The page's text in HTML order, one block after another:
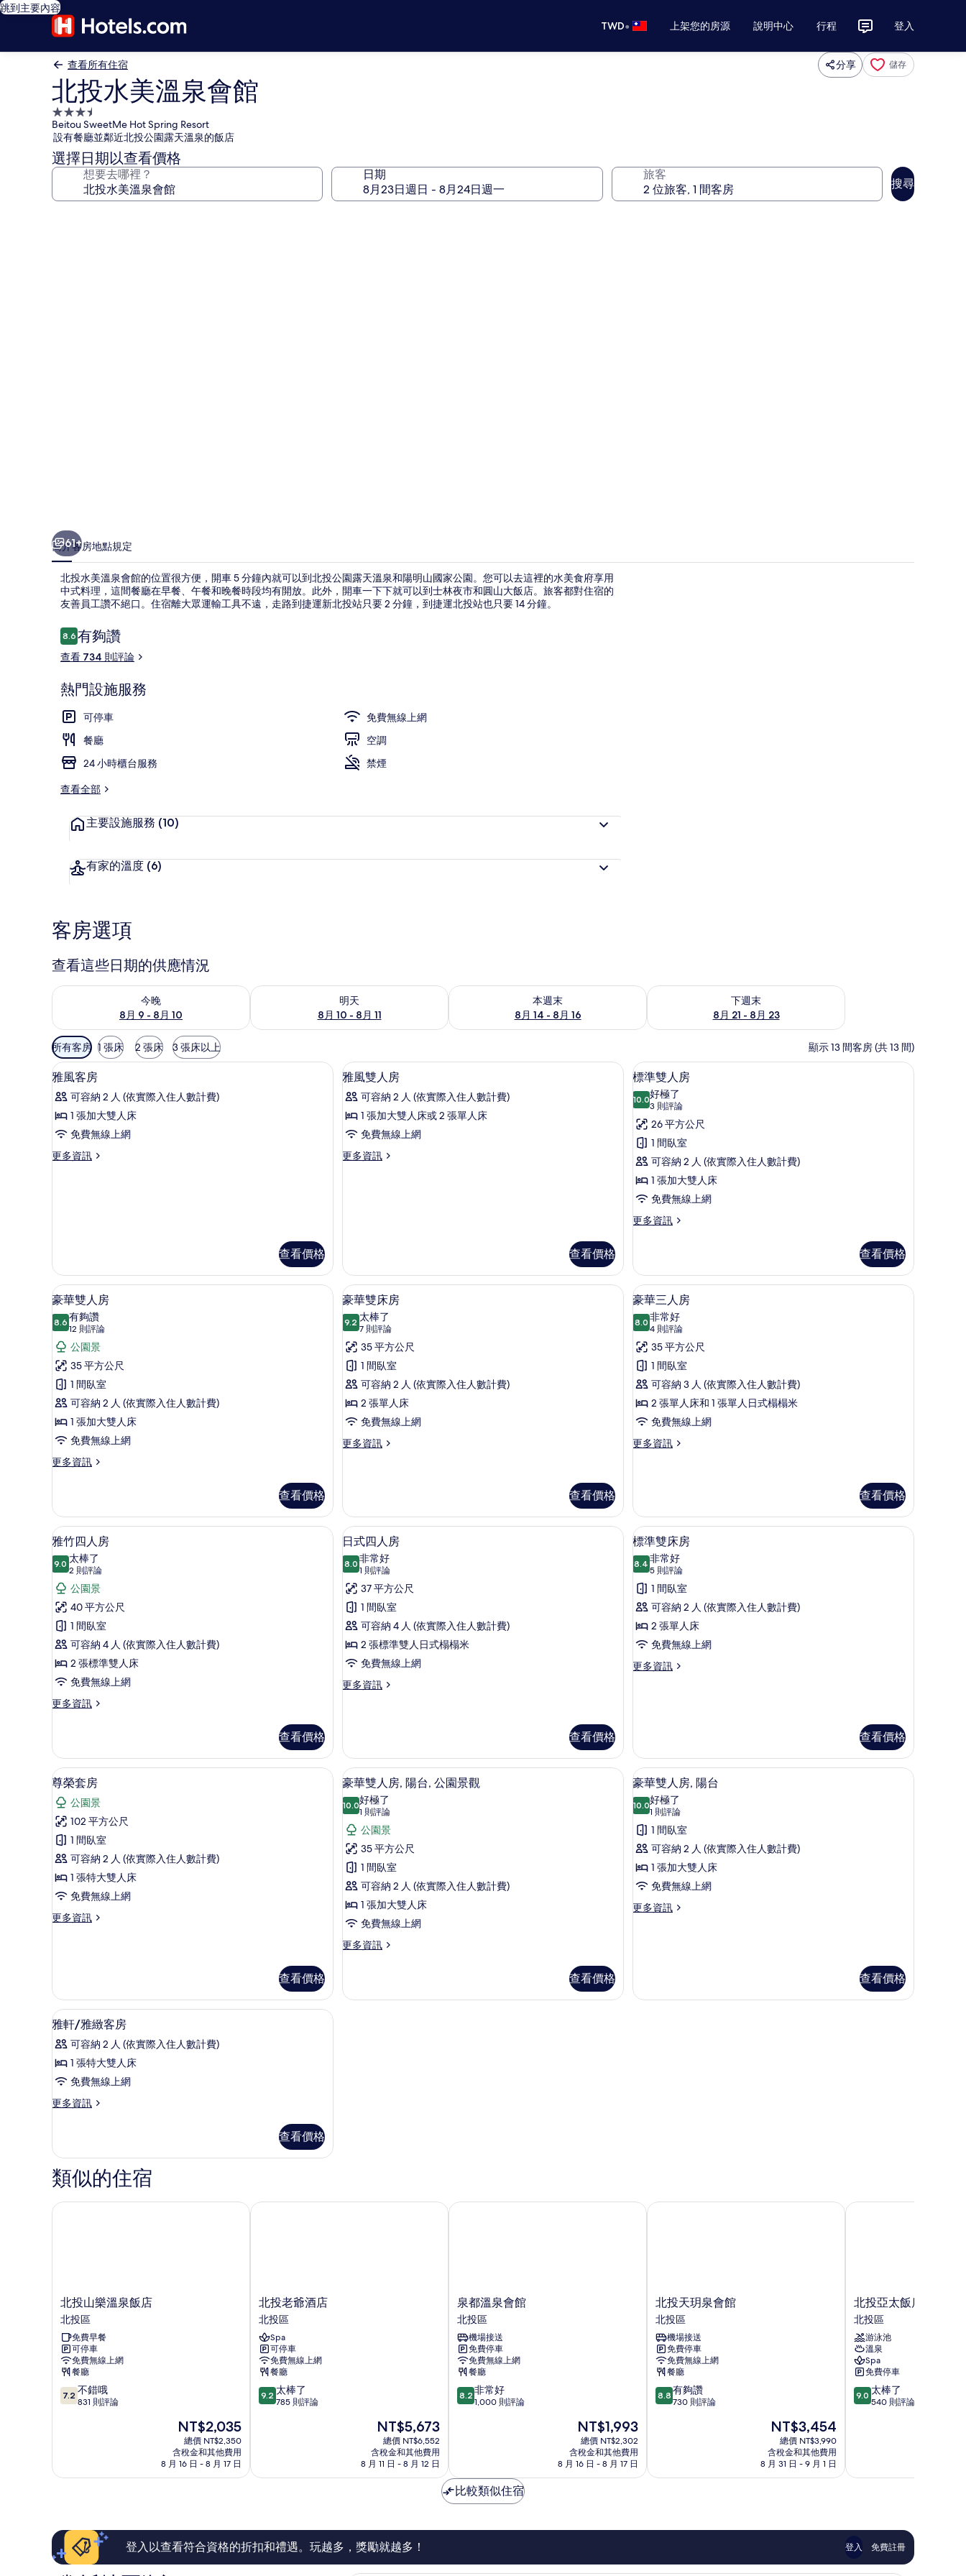
跳到主要內容
TWD• 上架您的房源 說明中心 行程 登入
查看所有住宿 分享 儲存
北投水美溫泉會館
3.5
星
級
住
宿
Beitou SweetMe Hot Spring Resort
設有餐廳並鄰近北投公園露天溫泉的飯店
選擇日期以查看價格
想要去哪裡？ 日期 旅客
搜尋
61+
簡介客房地點規定
北投水美溫泉會館的位置很方便，開車 5 分鐘內就可以到北投公園露天溫泉和陽明山國家公園。您可以去這裡的水美食府享用
中式料理，這間餐廳在早餐、午餐和晚餐時段均有開放。此外，開車一下下就可以到士林夜市和圓山大飯店。旅客都對住宿的
友善員工讚不絕口。住宿離大眾運輸工具不遠，走路到捷運新北投站只要 2 分鐘，到捷運北投站也只要 14 分鐘。
評
論
8.68.6 分，滿分 10 分，
有夠讚
查看 734 則評論
熱門設施服務
可停車
免費無線上網
餐廳
空調
24 小時櫃台服務
禁煙
查看全部
主要設施服務 (10)
有家的溫度 (6)
客房選項
查看這些日期的供應情況
今晚
8月 9 - 8月 10
查看今晚 (8月 9 - 8月 10) 的供應情況
明天
8月 10 - 8月 11
查看明天 (8月 10 - 8月 11) 的供應情況
本週末
8月 14 - 8月 16
查看本週末 (8月 14 - 8月 16) 的供應情況
下週末
8月 21 - 8月 23
查看下週末 (8月 21 - 8月 23) 的供應情況
可
用
的
客
房
篩
選
條
所有客房 1 張床 2 張床 3 張床以上 顯示 13 間客房 (共 13 間)
顯
示
雅
風
房
免費迷你吧、客房內保險箱、免費無線上網
5
雅風客房
可容納 2 人 (依實際入住人數計費)
1 張加大雙人床
免費無線上網
更多資訊
更
查看價格
顯
示
雅
風
人
片
免費迷你吧、客房內保險箱、免費無線上網
3
雅風雙人房
可容納 2 人 (依實際入住人數計費)
1 張加大雙人床或 2 張單人床
免費無線上網
更多資訊
更
情
查看價格
顯
示
標
準
雙
人
房
的
所
片
標準雙人房 | 免費迷你吧、客房內保險箱、免
5
標準雙人房
10.010.0 分，滿分 10 分
好極了
3 則評論
(3
則
評
論)
26 平方公尺
1 間臥室
可容納 2 人 (依實際入住人數計費)
1 張加大雙人床
免費無線上網
更多資訊
更
雙
人
房
詳
查看價格
顯
示
豪
華
雙
人
房
的
所
有
豪華雙人房 | 免費迷你吧、客房內保險箱、免費無線上網
4
豪華雙人房
8.68.6 分，滿分 10 分
有夠讚
12 則評論
(12
則
評
論)
公園景
35 平方公尺
1 間臥室
可容納 2 人 (依實際入住人數計費)
1 張加大雙人床
免費無線上網
更多資訊
更
雙
人
房
的
詳
查看價格
顯
示
豪
華
雙
床
房
的
所
豪華雙床房 | 免費迷你吧、客房內保險箱、免費無線上網
5
豪華雙床房
9.29.2 分，滿分 10 分
太棒了
7 則評論
(7
則
評
論)
35 平方公尺
1 間臥室
可容納 2 人 (依實際入住人數計費)
2 張單人床
免費無線上網
更多資訊
更
床
房
的
詳
情
查看價格
顯
示
豪
華
三
人
房
的
所
豪華三人房 | 免費迷你吧、客房內保險箱、免
3
豪華三人房
8.08.0 分，滿分 10 分
非常好
4 則評論
(4
則
評
論)
35 平方公尺
1 間臥室
可容納 3 人 (依實際入住人數計費)
2 張單人床和 1 張單人日式榻榻米
免費無線上網
更多資訊
更
人
房
的
詳
情
查看價格
顯
示
雅
竹
四
人
房
的
所
有
雅竹四人房 | 免費迷你吧、客房內保險箱、免費無線上網
3
雅竹四人房
9.09.0 分，滿分 10 分
太棒了
2 則評論
(2
則
評
論)
公園景
40 平方公尺
1 間臥室
可容納 4 人 (依實際入住人數計費)
2 張標準雙人床
免費無線上網
更多資訊
更
四
人
房
的
詳
情
查看價格
顯
示
日
式
四
人
房
的
所
日式四人房 | 免費迷你吧、客房內保險箱、免費無線上網
4
日式四人房
8.08.0 分，滿分 10 分
非常好
1 則評論
(1
則
評
論)
37 平方公尺
1 間臥室
可容納 4 人 (依實際入住人數計費)
2 張標準雙人日式榻榻米
免費無線上網
更多資訊
更
人
房
的
詳
情
查看價格
顯
示
標
準
雙
床
房
的
免費迷你吧、客房內保險箱、免費無線上網
2
標準雙床房
8.48.4 分，滿分 10 分
非常好
5 則評論
(5
則
評
論)
1 間臥室
可容納 2 人 (依實際入住人數計費)
2 張單人床
免費無線上網
更多資訊
更
的
詳
情
查看價格
顯
示
尊
榮
套
房
的
有
5
尊榮套房
公園景
102 平方公尺
1 間臥室
可容納 2 人 (依實際入住人數計費)
1 張特大雙人床
免費無線上網
更多資訊
更
的
詳
情
查看價格
顯
示
豪
華
雙
人
房,
陽
台,
公
觀
豪華雙人房, 陽台, 公園景觀 | 免費迷你吧、客房內保險箱、免費無線上網
3
豪華雙人房, 陽台, 公園景觀
10.010.0 分，滿分 10 分
好極了
1 則評論
(1
則
評
論)
公園景
35 平方公尺
1 間臥室
可容納 2 人 (依實際入住人數計費)
1 張加大雙人床
免費無線上網
更多資訊
更
雙
查看價格
顯
示
豪
華
雙
人
房,
陽
相
豪華雙人房, 陽台 | 免費迷你吧、客房內保險
2
豪華雙人房, 陽台
10.010.0 分，滿分 10 分
好極了
1 則評論
(1
則
評
論)
1 間臥室
可容納 2 人 (依實際入住人數計費)
1 張加大雙人床
免費無線上網
更多資訊
更
陽
查看價格
顯
示
雅
軒/
緻
房
的
所
有
免費迷你吧、客房內保險箱、免費無線上網
1
雅軒/雅緻客房
可容納 2 人 (依實際入住人數計費)
1 張特大雙人床
免費無線上網
更多資訊
更
雅
緻
客
房
的
查看價格
類似的住宿
北
投
山
樂
溫
泉
飯
店
北
北投山樂溫泉飯店
北投區
免費早餐
可停車
免費無線上網
餐廳
7.2
分，
錯
評
7.2 不錯哦
831 則評論
現
在
價
格
為
NT$2,035
總價 NT$2,350
含稅金和其他費用
8 月 16 日 - 8 月 17 日
北投山樂溫泉飯店
北
投
老
爺
酒
店
北
投
區
北投老爺酒店
北投區
Spa
可停車
免費無線上網
餐廳
9.2
分，
棒
評
論
9.2 太棒了
785 則評論
現
在
價
格
為
NT$5,673
總價 NT$6,552
含稅金和其他費用
8 月 11 日 - 8 月 12 日
北投老爺酒店
泉
都
溫
泉
會
館
北
投
區
泉都溫泉會館
北投區
機場接送
免費停車
免費無線上網
餐廳
8.2
分，
常
好，
1,000
評
8.2 非常好
1,000 則評論
現
在
價
格
為
NT$1,993
總價 NT$2,302
含稅金和其他費用
8 月 16 日 - 8 月 17 日
泉都溫泉會館
北
投
天
玥
泉
會
館
北
投
北投天玥泉會館
北投區
機場接送
免費停車
免費無線上網
餐廳
8.8
分，
夠
評
8.8 有夠讚
730 則評論
現
價
格
為
NT$3,454
總價 NT$3,990
含稅金和其他費用
8 月 31 日 - 9 月 1 日
北投天玥泉會館
北
投
亞
太
飯
店
北
投
區
北投亞太飯店
北投區
游泳池
溫泉
Spa
免費停車
9.0
分，
棒
評
論
9.0 太棒了
540 則評論
北投亞太飯店
比較類似住宿
登入以查看符合資格的折扣和禮遇。玩越多，獎勵就越多！ 登入 免費註冊